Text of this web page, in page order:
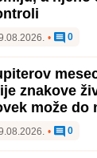
• 0
znakove
može do
• 0